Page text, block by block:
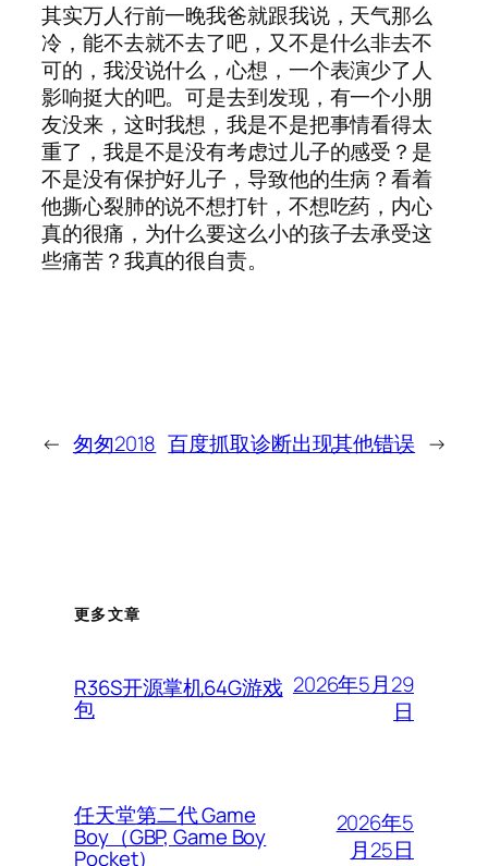
其实万人行前一晚我爸就跟我说，天气那么
冷，能不去就不去了吧，又不是什么非去不
可的，我没说什么，心想，一个表演少了人
影响挺大的吧。可是去到发现，有一个小朋
友没来，这时我想，我是不是把事情看得太
重了，我是不是没有考虑过儿子的感受？是
不是没有保护好儿子，导致他的生病？看着
他撕心裂肺的说不想打针，不想吃药，内心
真的很痛，为什么要这么小的孩子去承受这
些痛苦？我真的很自责。
← 匆匆2018 百度抓取诊断出现其他错误 →
更多文章
R36S开源掌机64G游戏
包
2026年5月29
日
任天堂第二代 Game
Boy（GBP, Game Boy
Pocket）
2026年5
月25日